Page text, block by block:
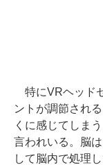
特にVRヘッド
ントが調節され
くに感じてしま
言われいる。脳
して脳内で処理